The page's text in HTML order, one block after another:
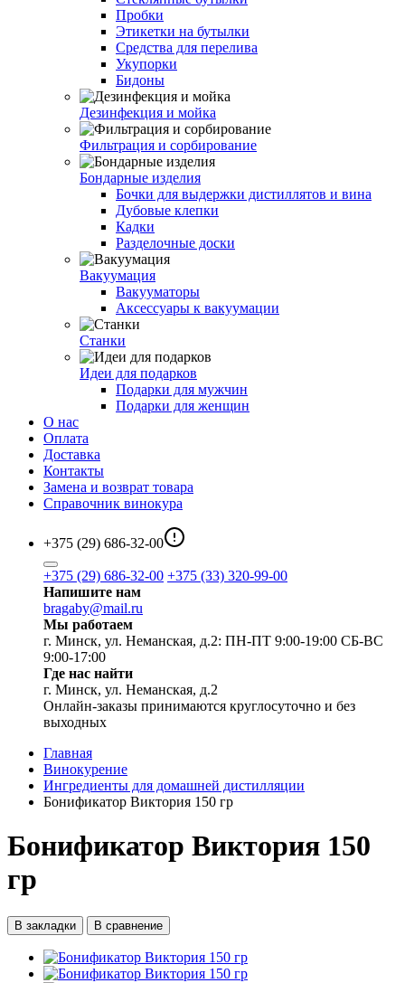
Пробки
Этикетки на бутылки
Средства для перелива
Укупорки
Бидоны
Дезинфекция и мойка
Фильтрация и сорбирование
Бондарные изделия
Бочки для выдержки дистиллятов и вина
Дубовые клепки
Кадки
Разделочные доски
Вакуумация
Вакууматоры
Аксессуары к вакуумации
Станки
Идеи для подарков
Подарки для мужчин
Подарки для женщин
О нас
Оплата
Доставка
Контакты
Замена и возврат товара
Справочник винокура
+375 (29) 686-32-00
+375 (29) 686-32-00 +375 (33) 320-99-00
Напишите нам
bragaby@mail.ru
Мы работаем
г. Минск, ул. Неманская, д.2: ПН-ПТ 9:00-19:00 СБ-ВС
9:00-17:00
Где нас найти
г. Минск, ул. Неманская, д.2
Онлайн-заказы принимаются круглосуточно и без
выходных
Главная
Винокурение
Ингредиенты для домашней дистилляции
Бонификатор Виктория 150 гр
Бонификатор Виктория 150
гр
В закладки В сравнение